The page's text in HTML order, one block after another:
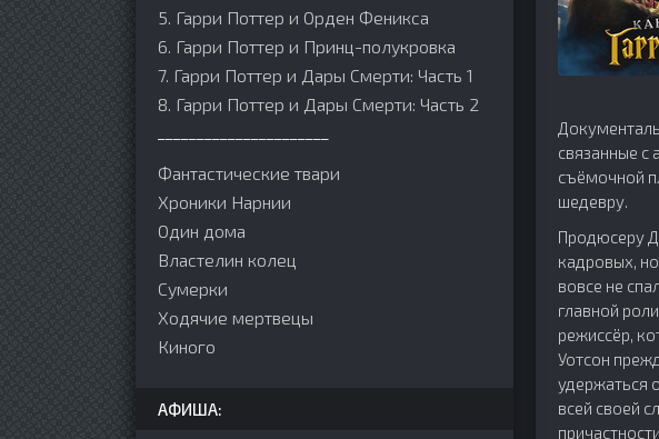
связанные
съёмочной
шедевру.
Продюсеру
кадровых,
вовсе не
главной
режиссёр,
Уотсон
удержаться
всей своей
5. Гарри Поттер и Орден Феникса
6. Гарри Поттер и Принц-полукровка
7. Гарри Поттер и Дары Смерти: Часть 1
8. Гарри Поттер и Дары Смерти: Часть 2
Фантастические твари
Хроники Нарнии
Один дома
Властелин колец
Сумерки
Ходячие мертвецы
Киного
АФИША: